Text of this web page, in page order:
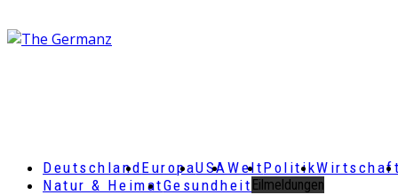
DeutschlandEuropaUSAWeltPolitikWirtschaft
Natur & HeimatGesundheit Eilmeldungen